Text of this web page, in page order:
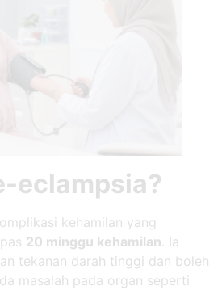
eclampsia?
kehamilan yang
20 minggu kehamilan. Ia
tekanan darah tinggi dan boleh
masalah pada organ seperti